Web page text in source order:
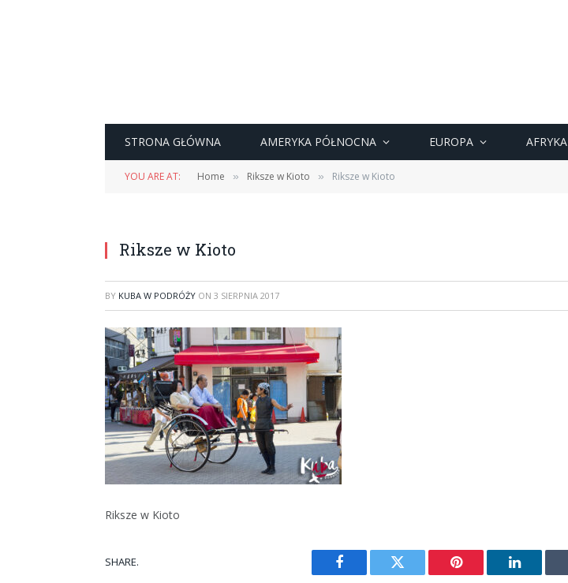
STRONA GŁÓWNA AMERYKA PÓŁNOCNA EUROPA AFRYKA
YOU ARE AT: Home » Riksze w Kioto » Riksze w Kioto
Riksze w Kioto
BY KUBA W PODRÓŻY ON 3 SIERPNIA 2017
Riksze w Kioto
SHARE.
Facebook Twitter Pinterest LinkedIn